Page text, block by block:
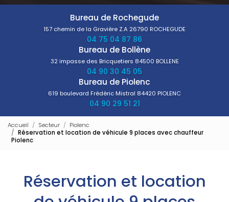
Bureau de Rochegude
157 chemin de la Gravière Z.A 26790 ROCHEGUDE
04 75 04 87 86
Bureau de Bollène
32 impasse des Bricquetiers 84500 BOLLENE
04 90 30 45 05
Bureau de Piolenc
619 boulevard Frédéric Mistral 84420 PIOLENC
04 90 29 51 21
Accueil Secteur
Piolenc
Réservation et location de véhicule 9 places avec chauffeur
Piolenc
Réservation et location